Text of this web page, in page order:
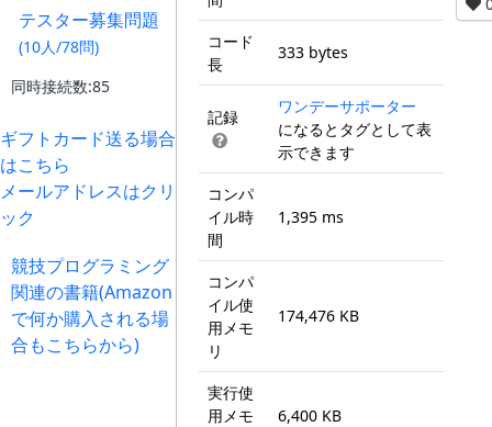
テスター募集問題
(10人/78問)
同時接続数:85
ギフトカード送る場合
はこちら
メールアドレスはクリ
ック
競技プログラミング
関連の書籍(Amazon
で何か購入される場
合もこちらから)
コード
長
333 bytes
記録
ワンデーサポーター
になるとタグとして表
示できます
コンパ
イル時
間
1,395 ms
コンパ
イル使
用メモ
リ
174,476 KB
実行使
用メモ
6,400 KB